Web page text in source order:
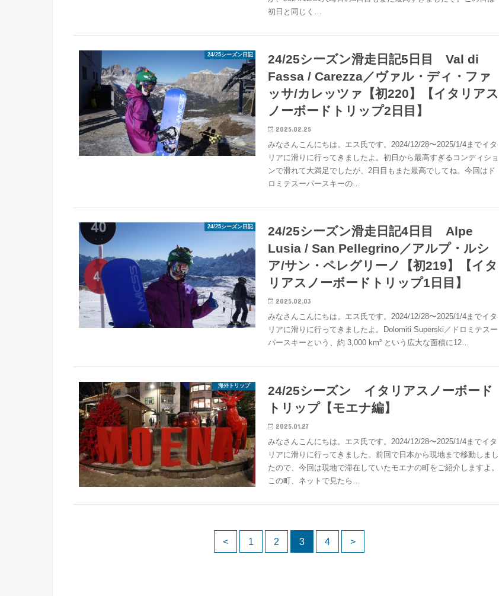
初日と同じく…
24/25シーズン日記
24/25シーズン滑走日記5日目 Val di
Fassa / Carezza／ヴァル・ディ・ファ
ッサ/カレッツァ【初220】【イタリアス
ノーボードトリップ2日目】
2025.02.25
みなさんこんにちは。エス氏です。2024/12/28〜2025/1/4までイタ
リアに滑りに行ってきましたよ。初日から最高すぎるコンディショ
ンで滑れて大満足でしたが、2日目もまた最高でしてね。今回はド
ロミテスーパースキーの…
24/25シーズン日記
24/25シーズン滑走日記4日目 Alpe
Lusia / San Pellegrino／アルプ・ルシ
ア/サン・ペレグリーノ【初219】【イタ
リアスノーボードトリップ1日目】
2025.02.03
みなさんこんにちは。エス氏です。2024/12/28〜2025/1/4までイタ
リアに滑りに行ってきましたよ。Dolomiti Superski／ドロミテスー
パースキーという、約 3,000 km² という広大な面積に12…
海外トリップ
24/25シーズン イタリアスノーボード
トリップ【モエナ編】
2025.01.27
みなさんこんにちは。エス氏です。2024/12/28〜2025/1/4までイタ
リアに滑りに行ってきました。前回で日本から現地まで移動しまし
たので、今回は現地で滞在していたモエナの町をご紹介しますよ。
この町、ネットで見たら…
< 1 2 3 4 >